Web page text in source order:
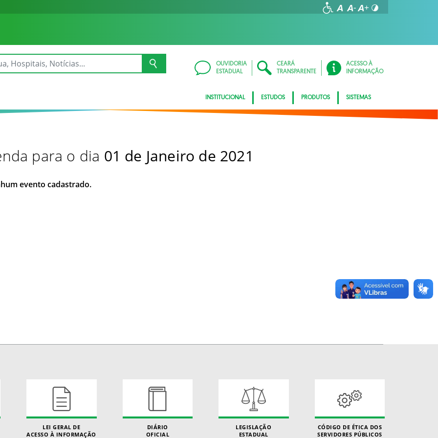
OUVIDORIA
ESTADUAL
CEARÁ
TRANSPARENTE
ACESSO À
INFORMAÇÃO
INSTITUCIONAL ESTUDOS PRODUTOS SISTEMAS
para o dia 01 de Janeiro de 2021
evento cadastrado.
LEI GERAL DE
ACESSO À INFORMAÇÃO
DIÁRIO
OFICIAL
LEGISLAÇÃO
ESTADUAL
CÓDIGO DE ÉTICA DOS
SERVIDORES PÚBLICOS